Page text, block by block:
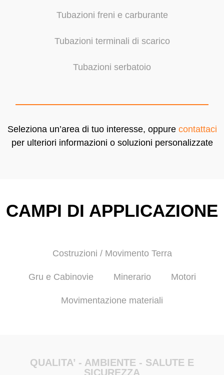
Tubazioni freni e carburante
Tubazioni terminali di scarico
Tubazioni serbatoio
Seleziona un’area di tuo interesse, oppure contattaci
per ulteriori informazioni o soluzioni personalizzate
CAMPI DI APPLICAZIONE
Costruzioni / Movimento Terra
Gru e Cabinovie Minerario Motori
Movimentazione materiali
QUALITA’ - AMBIENTE - SALUTE E
SICUREZZA